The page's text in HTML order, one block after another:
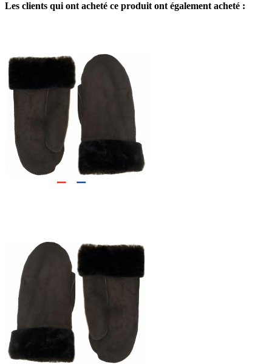
Les clients qui ont acheté ce produit ont également acheté :